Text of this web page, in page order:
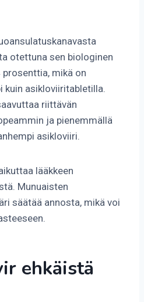
otettuna sen biologinen
mikä on
kuin asikloviiritabletilla.
riittävän
ja pienemmällä
asikloviiri.
lääkkeen
Munuaisten
säätää annosta, mikä voi
ehkäistä